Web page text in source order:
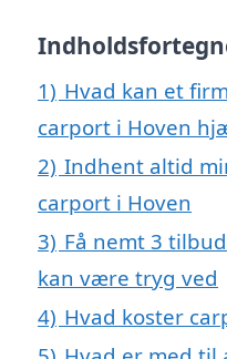
1) Hvad kan et
carport i Hoven
2) Indhent altid
carport i Hoven
3) Få nemt 3
kan være tryg ved
4) Hvad koster